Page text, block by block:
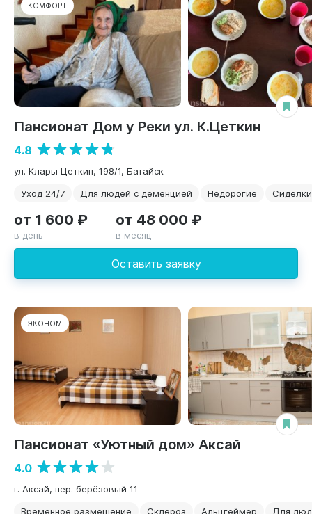
КОМФОРТ
Пансионат Дом у Реки ул. К.Цеткин
4.8
ул. Клары Цеткин, 198/1, Батайск
Уход 24/7
Для людей с деменцией Недорогие Сиделки
Оставить заявку
от 1 600 ₽
в день
от 48 000 ₽
в месяц
ЭКОНОМ
Пансионат «Уютный дом» Аксай
4.0
г. Аксай, пер. берёзовый 11
Временное размещение
Склероз Альцгеймер Для